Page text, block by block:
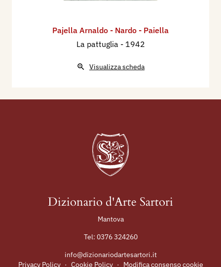
Pajella Arnaldo - Nardo - Paiella
La pattuglia - 1942
Visualizza scheda
Dizionario d'Arte Sartori
Mantova
Tel: 0376 324260
info@dizionariodartesartori.it
Privacy Policy · Cookie Policy · Modifica consenso cookie